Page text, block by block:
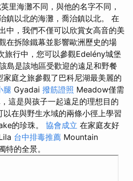
里海灘不同，與他的名字不同，
鎮以北的海灘，喬治鎮以北。 在
中，我們不僅可以欣賞女高音的美
在拆除鐵幕並影響歐洲歷史的場
旅行中，您可以參觀Edelény城堡
島是該地區受歡迎的遠足和野餐
家庭之旅參觀了巴科尼湖最美麗的
腿 Gyadai 撥筋證照 Meadow僅需
這是與孩子一起遠足的理想目的
以在與野生水域的兩條小徑上學習
的珍珠。 協會成立 在家庭友好
台中排毒推薦 Mountain
的全景。